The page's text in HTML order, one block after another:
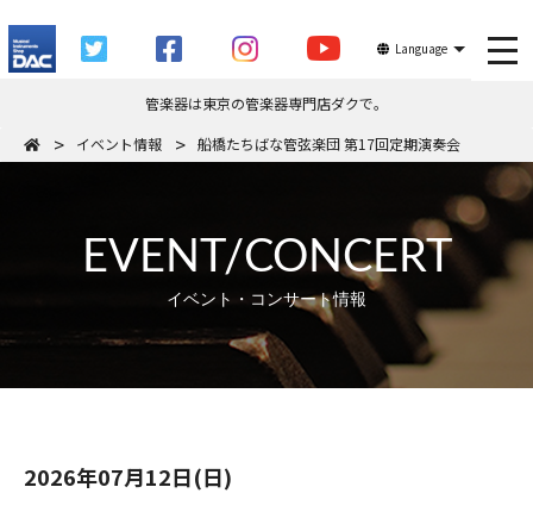
Language
管楽器は東京の管楽器専門店ダクで。
イベント情報
船橋たちばな管弦楽団 第17回定期演奏会
EVENT/CONCERT
イベント・コンサート情報
2026年07月12日(日)